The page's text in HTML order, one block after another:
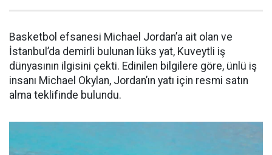
Basketbol efsanesi Michael Jordan’a ait olan ve
İstanbul’da demirli bulunan lüks yat, Kuveytli iş
dünyasının ilgisini çekti. Edinilen bilgilere göre, ünlü iş
insanı Michael Okylan, Jordan’ın yatı için resmi satın
alma teklifinde bulundu.